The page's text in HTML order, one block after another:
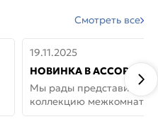
Смотреть все
19.11.2025
НОВИНКА В
ДВЕРИ GLOSSMAT —
НЕОКЛАССИКА И УЮТ
Мы рады представить
коллекцию
GlossMat